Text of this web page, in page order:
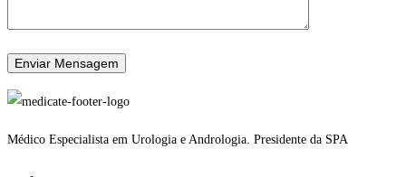
Médico Especialista em Urologia e Andrologia. Presidente da SPA